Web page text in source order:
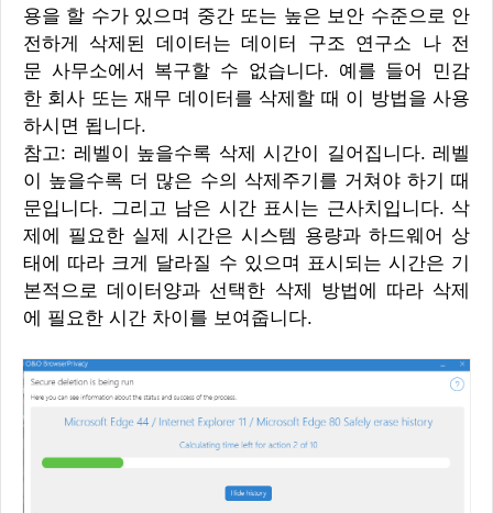
용을 할 수가 있으며 중간 또는 높은 보안 수준으로 안
전하게 삭제된 데이터는 데이터 구조 연구소 나 전
문 사무소에서 복구할 수 없습니다. 예를 들어 민감
한 회사 또는 재무 데이터를 삭제할 때 이 방법을 사용
하시면 됩니다.
참고: 레벨이 높을수록 삭제 시간이 길어집니다. 레벨
이 높을수록 더 많은 수의 삭제주기를 거쳐야 하기 때
문입니다. 그리고 남은 시간 표시는 근사치입니다. 삭
제에 필요한 실제 시간은 시스템 용량과 하드웨어 상
태에 따라 크게 달라질 수 있으며 표시되는 시간은 기
본적으로 데이터양과 선택한 삭제 방법에 따라 삭제
에 필요한 시간 차이를 보여줍니다.